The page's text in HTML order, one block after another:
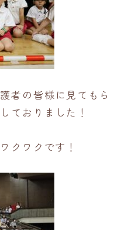
者の皆様に見てもら
ておりました！
クワクです！